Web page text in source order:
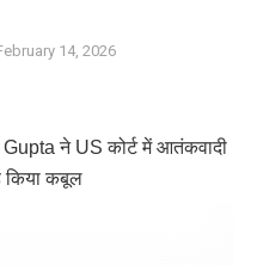
14, 2026
ने US कोर्ट में आतंकवादी
किया कबूल